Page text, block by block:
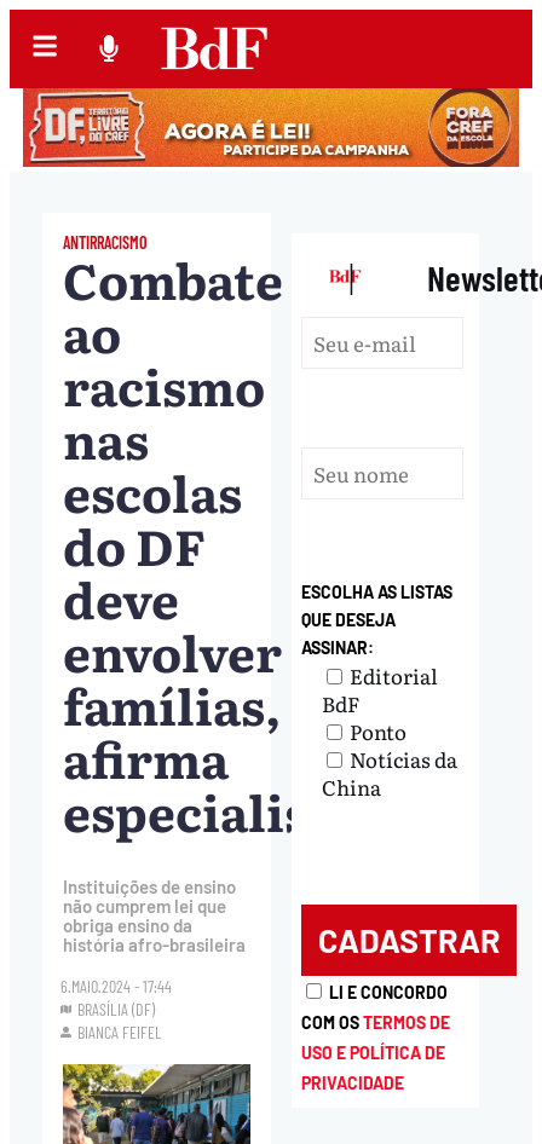
ANTIRRACISMO
Combate
ao
racismo
nas
escolas
do DF
deve
envolver
famílias,
afirma
especialista
Instituições de ensino
não cumprem lei que
obriga ensino da
história afro-brasileira
6.MAIO.2024 - 17:44
BRASÍLIA (DF)
BIANCA FEIFEL
|
ESCOLHA AS LISTAS
QUE DESEJA
ASSINAR:
Editorial
BdF
Ponto
Notícias da
China
LI E CONCORDO
COM OSTERMOS DE
USO E POLÍTICA DE
PRIVACIDADE